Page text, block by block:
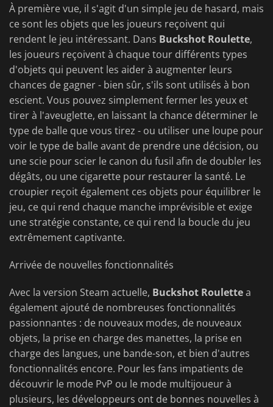
À première vue, il s'agit d'un simple jeu de hasard, mais
ce sont les objets que les joueurs reçoivent qui
rendent le jeu intéressant. Dans Buckshot Roulette,
les joueurs reçoivent à chaque tour différents types
d'objets qui peuvent les aider à augmenter leurs
chances de gagner - bien sûr, s'ils sont utilisés à bon
escient. Vous pouvez simplement fermer les yeux et
tirer à l'aveuglette, en laissant la chance déterminer le
type de balle que vous tirez - ou utiliser une loupe pour
voir le type de balle avant de prendre une décision, ou
une scie pour scier le canon du fusil afin de doubler les
dégâts, ou une cigarette pour restaurer la santé. Le
croupier reçoit également ces objets pour équilibrer le
jeu, ce qui rend chaque manche imprévisible et exige
une stratégie constante, ce qui rend la boucle du jeu
extrêmement captivante.
Arrivée de nouvelles fonctionnalités
Avec la version Steam actuelle, Buckshot Roulettea
également ajouté de nombreuses fonctionnalités
passionnantes : de nouveaux modes, de nouveaux
objets, la prise en charge des manettes, la prise en
charge des langues, une bande-son, et bien d'autres
fonctionnalités encore. Pour les fans impatients de
découvrir le mode PvP ou le mode multijoueur à
plusieurs, les développeurs ont de bonnes nouvelles à